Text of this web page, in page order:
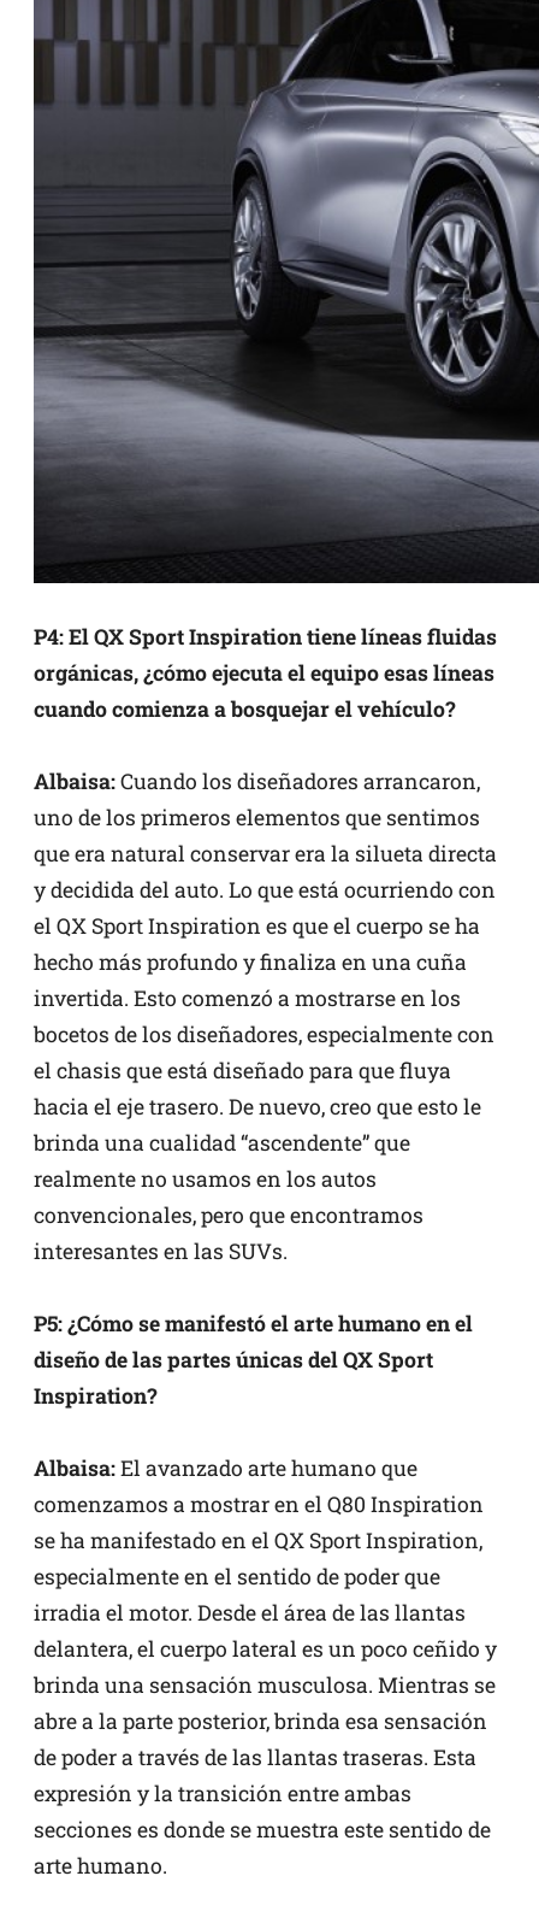
P4: El QX Sport Inspiration tiene líneas fluidas
orgánicas, ¿cómo ejecuta el equipo esas líneas
cuando comienza a bosquejar el vehículo?
Albaisa:Cuando los diseñadores arrancaron,
uno de los primeros elementos que sentimos
que era natural conservar era la silueta directa
y decidida del auto. Lo que está ocurriendo con
el QX Sport Inspiration es que el cuerpo se ha
hecho más profundo y finaliza en una cuña
invertida. Esto comenzó a mostrarse en los
bocetos de los diseñadores, especialmente con
el chasis que está diseñado para que fluya
hacia el eje trasero. De nuevo, creo que esto le
brinda una cualidad “ascendente” que
realmente no usamos en los autos
convencionales, pero que encontramos
interesantes en las SUVs.
P5: ¿Cómo se manifestó el arte humano en el
diseño de las partes únicas del QX Sport
Inspiration?
Albaisa:El avanzado arte humano que
comenzamos a mostrar en el Q80 Inspiration
se ha manifestado en el QX Sport Inspiration,
especialmente en el sentido de poder que
irradia el motor. Desde el área de las llantas
delantera, el cuerpo lateral es un poco ceñido y
brinda una sensación musculosa. Mientras se
abre a la parte posterior, brinda esa sensación
de poder a través de las llantas traseras. Esta
expresión y la transición entre ambas
secciones es donde se muestra este sentido de
arte humano.